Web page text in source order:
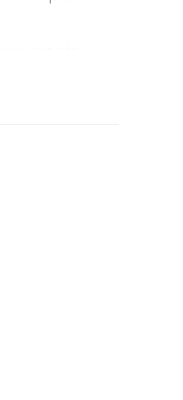
percutants à
public policy»